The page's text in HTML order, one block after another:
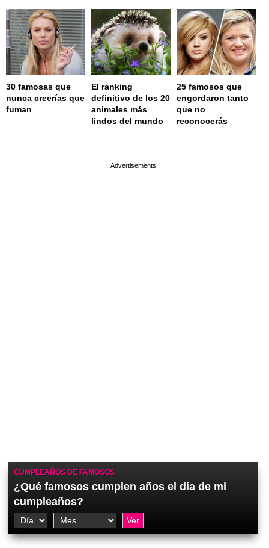
30 famosas que
nunca creerías que
fuman
El ranking
definitivo de los 20
animales más
lindos del mundo
25 famosos que
engordaron tanto
que no
reconocerás
CUMPLEAÑOS DE FAMOSOS
¿Qué famosos cumplen años el día de mi
cumpleaños?